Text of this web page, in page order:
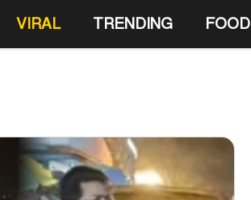
VIRAL TRENDING FOOD